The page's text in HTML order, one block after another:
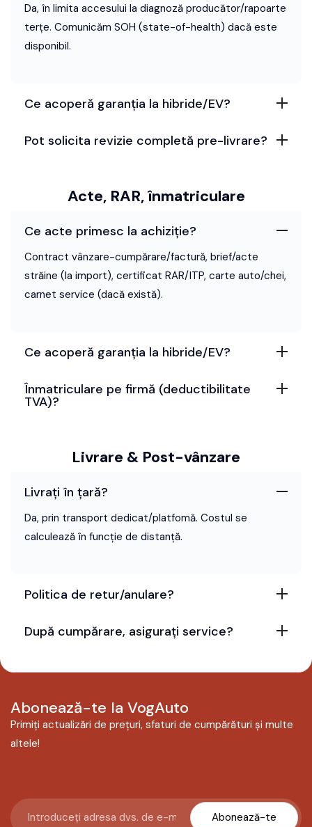
Da, în limita accesului la diagnoză producător/rapoarte
terțe. Comunicăm SOH (state-of-health) dacă este
disponibil.
Ce acoperă garanția la hibride/EV?
Pot solicita revizie completă pre-livrare?
Acte, RAR, înmatriculare
Ce acte primesc la achiziție?
Contract vânzare-cumpărare/factură, brief/acte
străine (la import), certificat RAR/ITP, carte auto/chei,
carnet service (dacă există).
Ce acoperă garanția la hibride/EV?
Înmatriculare pe firmă (deductibilitate
TVA)?
Livrare & Post-vânzare
Livrați în țară?
Da, prin transport dedicat/platfomă. Costul se
calculează în funcție de distanță.
Politica de retur/anulare?
După cumpărare, asigurați service?
Abonează-te la VogAuto
Primiți actualizări de prețuri, sfaturi de cumpărături și multe
altele!
Abonează-te